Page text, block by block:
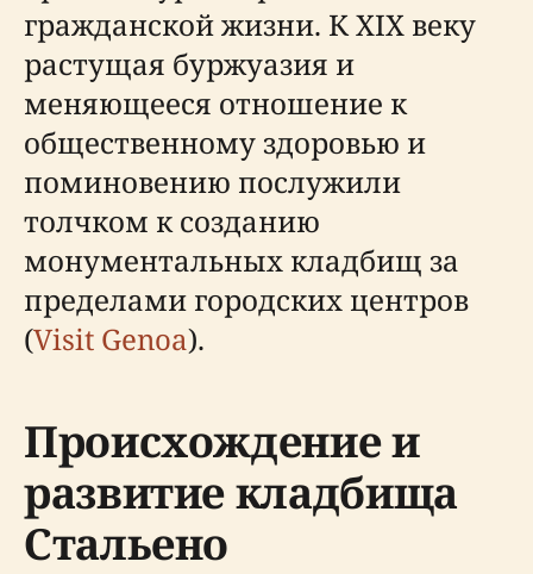
гражданской жизни. К XIX веку
растущая буржуазия и
меняющееся отношение к
общественному здоровью и
поминовению послужили
толчком к созданию
монументальных кладбищ за
пределами городских центров
(Visit Genoa).
Происхождение и
развитие кладбища
Стальено